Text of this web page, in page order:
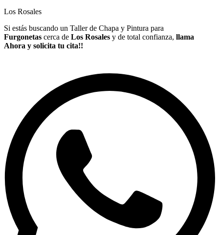
Los Rosales
Si estás buscando un Taller de Chapa y Pintura para
Furgonetas cerca de Los Rosales y de total confianza, llama
Ahora y solicita tu cita!!